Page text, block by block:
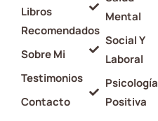
Libros
Recomendados
Sobre Mi
Testimonios
Contacto
Mental
Social Y
Laboral
Psicología
Positiva